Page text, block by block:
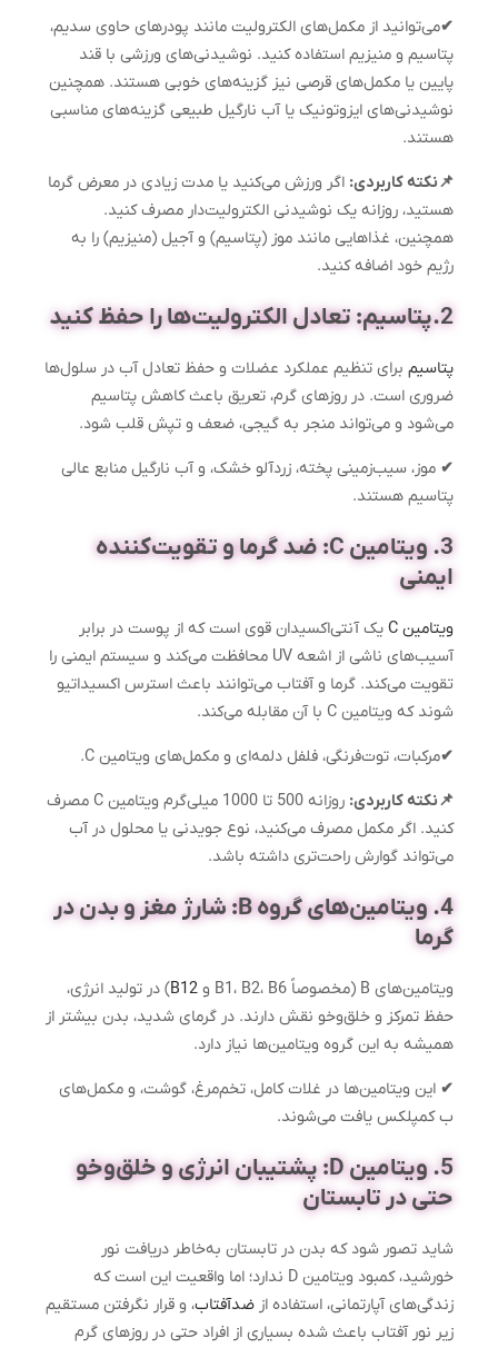
✔می‌توانید از مکمل‌های الکترولیت مانند پودرهای حاوی سدیم،
پتاسیم و منیزیم استفاده کنید. نوشیدنی‌های ورزشی با قند
پایین یا مکمل‌های قرصی نیز گزینه‌های خوبی هستند. همچنین
نوشیدنی‌های ایزوتونیک یا آب نارگیل طبیعی گزینه‌های مناسبی
هستند.
📌نکته کاربردی: اگر ورزش می‌کنید یا مدت زیادی در معرض گرما
هستید، روزانه یک نوشیدنی الکترولیت‌دار مصرف کنید.
همچنین، غذاهایی مانند موز (پتاسیم) و آجیل (منیزیم) را به
رژیم خود اضافه کنید.
2.پتاسیم: تعادل الکترولیت‌ها را حفظ کنید
پتاسیم برای تنظیم عملکرد عضلات و حفظ تعادل آب در سلول‌ها
ضروری است. در روزهای گرم، تعریق باعث کاهش پتاسیم
می‌شود و می‌تواند منجر به گیجی، ضعف و تپش قلب شود.
✔ موز، سیب‌زمینی پخته، زردآلو خشک، و آب نارگیل منابع عالی
پتاسیم هستند.
3. ویتامین C: ضد گرما و تقویت‌کننده
ایمنی
ویتامین C
یک آنتی‌اکسیدان قوی است که از پوست در برابر
آسیب‌های ناشی از اشعه UV محافظت می‌کند و سیستم ایمنی را
تقویت می‌کند. گرما و آفتاب می‌توانند باعث استرس اکسیداتیو
شوند که ویتامین C با آن مقابله می‌کند.
✔مرکبات، توت‌فرنگی، فلفل دلمه‌ای و مکمل‌های ویتامین C.
📌نکته کاربردی:
روزانه 500 تا 1000 میلی‌گرم ویتامین C مصرف
کنید. اگر مکمل مصرف می‌کنید، نوع جویدنی یا محلول در آب
می‌تواند گوارش راحت‌تری داشته باشد.
4. ویتامین‌های گروه B: شارژ مغز و بدن در
گرما
ویتامین‌های B (مخصوصاً B1، B2، B6 و B12) در تولید انرژی،
حفظ تمرکز و خلق‌و‌خو نقش دارند. در گرمای شدید، بدن بیشتر از
همیشه به این گروه ویتامین‌ها نیاز دارد.
✔ این ویتامین‌ها در غلات کامل، تخم‌مرغ، گوشت، و مکمل‌های
ب کمپلکس یافت می‌شوند.
5. ویتامین D: پشتیبان انرژی و خلق‌وخو
حتی در تابستان
شاید تصور شود که بدن در تابستان به‌خاطر دریافت نور
خورشید، کمبود ویتامین D ندارد؛ اما واقعیت این است که
زندگی‌های آپارتمانی، استفاده از ضدآفتاب، و قرار نگرفتن مستقیم
زیر نور آفتاب باعث شده بسیاری از افراد حتی در روزهای گرم